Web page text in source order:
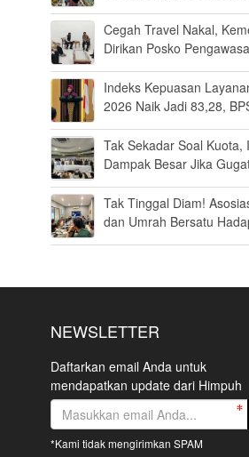
Saudi
Cegah Travel Nakal,
Dirikan Posko
Indeks Kepuasan
2026 Naik Jadi 83,28,
Tak Sekadar Soal Kuota,
Dampak Besar Jika
Tak Tinggal Diam!
dan Umrah Bersatu
NEWSLETTER
Daftarkan email Anda untuk
mendapatkan update dari Himpuh
*Kami tidak mengirimkan SPAM